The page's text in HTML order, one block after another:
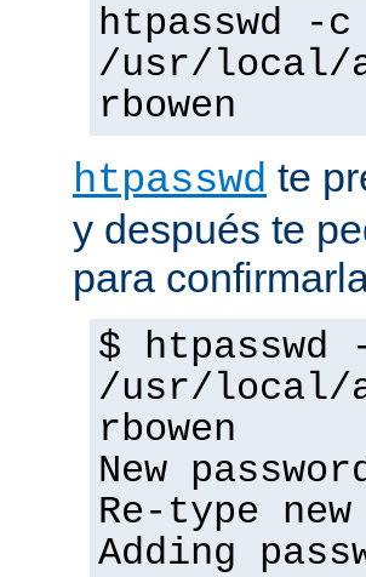
htpasswd -c
/usr/local/
rbowen
htpasswd te
y después te
para
$ htpasswd
/usr/local/
rbowen
New
Re-type
Adding